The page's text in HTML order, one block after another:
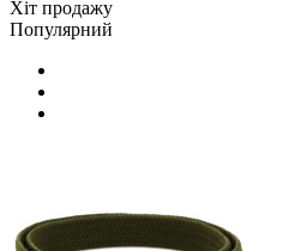
Хіт продажу
Популярний